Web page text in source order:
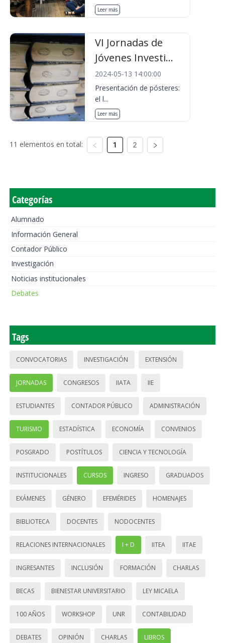
Leer más
VI Jornadas de
Jóvenes Investi...
2024-05-13 14:00:00
Presentación de pósteres:
el l...
Leer más
11 elementos en total: 1 2
Categorías
Alumnado
Información General
Contador Público
Investigación
Noticias institucionales
Debates
Tags
CONVOCATORIAS INVESTIGACIÓN EXTENSIÓN
JORNADAS CONGRESOS IIATA IIE
ESTUDIANTES CONTADOR PÚBLICO ADMINISTRACIÓN
TURISMO ESTADÍSTICA ECONOMÍA CONVENIOS
POSGRADO POSTÍTULOS CIENCIA Y TECNOLOGÍA
INSTITUCIONALES CURSOS INGRESO GRADUADOS
EXÁMENES GÉNERO EFEMÉRIDES HOMENAJES
BIBLIOTECA DOCENTES NODOCENTES
RELACIONES INTERNACIONALES I + D IITEA IITAE
INGRESANTES INCLUSIÓN FORMACIÓN CHARLAS
BECAS BIENESTAR UNIVERSITARIO LEY MICAELA
100 AÑOS WORKSHOP UNR CONTABILIDAD
DEBATES OPINIÓN CHARLAS LIBROS